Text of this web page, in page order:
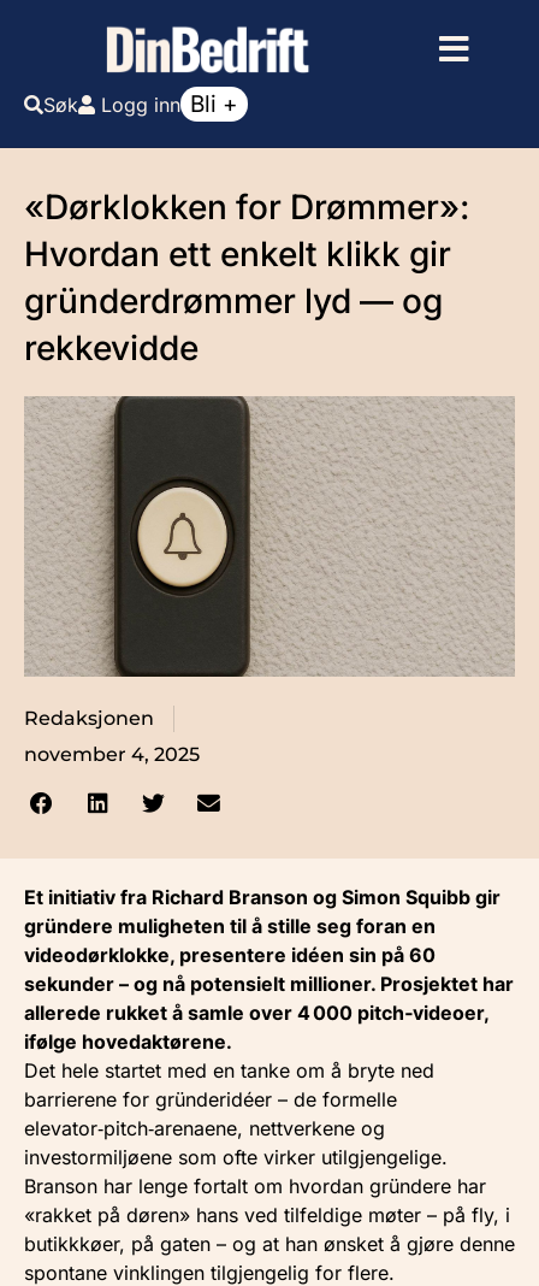
Søk Logg inn Bli +
«Dørklokken for Drømmer»:
Hvordan ett enkelt klikk gir
gründer­drømmer lyd — og
rekkevidde
Redaksjonen
november 4, 2025
Et initiativ fra Richard Branson og Simon Squibb gir
gründere muligheten til å stille seg foran en
videodørklokke, presentere idéen sin på 60
sekunder – og nå potensielt millioner. Prosjektet har
allerede rukket å samle over 4 000 pitch‑videoer,
ifølge hovedaktørene.
Det hele startet med en tanke om å bryte ned
barrierene for gründer­idéer – de formelle
elevator‑pitch‑arenaene, nettverkene og
investormiljøene som ofte virker utilgjengelige.
Branson har lenge fortalt om hvordan gründere har
«rakket på døren» hans ved tilfeldige møter – på fly, i
butikk­køer, på gaten – og at han ønsket å gjøre denne
spontane vinklingen tilgjengelig for flere.